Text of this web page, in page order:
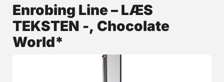
Enrobing Line – LÆS
TEKSTEN -, Chocolate
World*